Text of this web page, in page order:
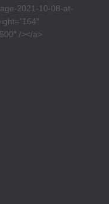
2021-10-08-at-
/></a>